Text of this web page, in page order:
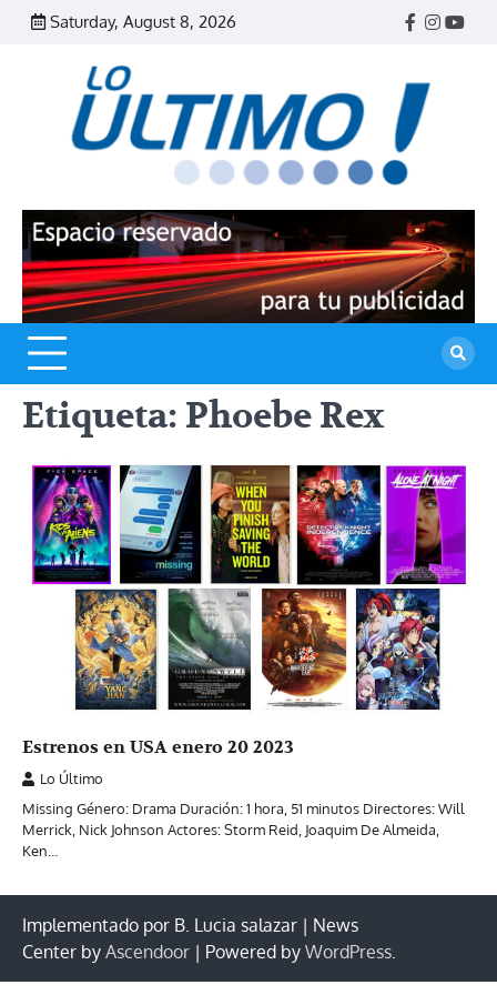
Skip
Saturday, August 8, 2026
Facebook
Etiqueta: Phoebe Rex
Estrenos en USA enero 20 2023
Lo Último
Missing Género: Drama Duración: 1 hora, 51 minutos Directores: Will
Merrick, Nick Johnson Actores: Storm Reid, Joaquim De Almeida,
Ken…
Implementado por B. Lucia salazar | News
Center by Ascendoor | Powered by WordPress.